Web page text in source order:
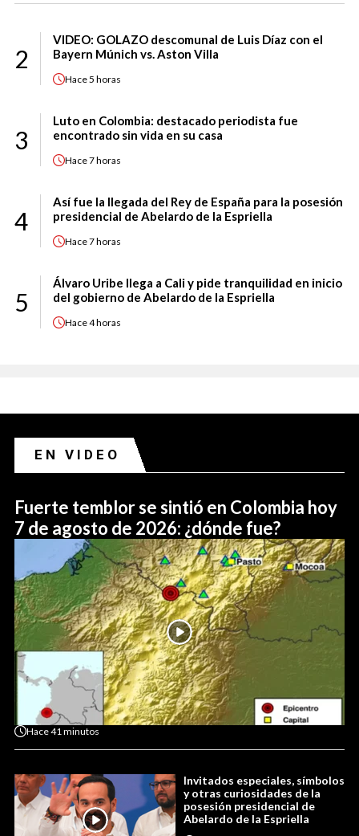
2
VIDEO: GOLAZO descomunal de Luis Díaz con el
Bayern Múnich vs. Aston Villa
Hace5 horas
3
Luto en Colombia: destacado periodista fue
encontrado sin vida en su casa
Hace7 horas
4
Así fue la llegada del Rey de España para la posesión
presidencial de Abelardo de la Espriella
Hace7 horas
5
Álvaro Uribe llega a Cali y pide tranquilidad en inicio
del gobierno de Abelardo de la Espriella
Hace4 horas
EN VIDEO
Fuerte temblor se sintió en Colombia hoy
7 de agosto de 2026: ¿dónde fue?
Hace41 minutos
Invitados especiales, símbolos
y otras curiosidades de la
posesión presidencial de
Abelardo de la Espriella